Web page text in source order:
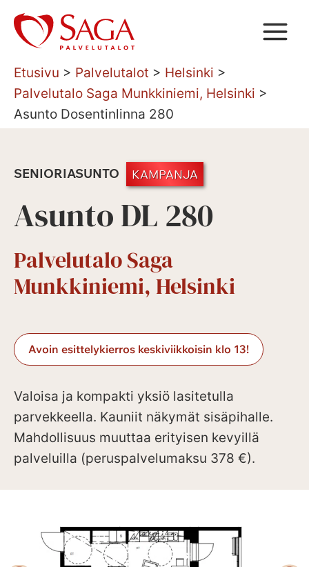
Siirry
sisältöön
Etusivu > Palvelutalot > Helsinki >
Palvelutalo Saga Munkkiniemi, Helsinki >
Asunto Dosentinlinna 280
SENIORIASUNTO KAMPANJA
Asunto DL 280
Palvelutalo Saga
Munkkiniemi, Helsinki
Avoin esittelykierros keskiviikkoisin klo 13!
Valoisa ja kompakti yksiö lasitetulla
parvekkeella. Kauniit näkymät sisäpihalle.
Mahdollisuus muuttaa erityisen kevyillä
palveluilla (peruspalvelumaksu 378 €).